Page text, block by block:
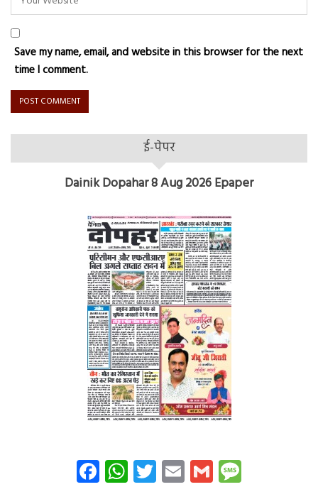
Save my name, email, and website in this browser for the next
time I comment.
ई-पेपर
Dainik Dopahar 8 Aug 2026 Epaper
Facebook
WhatsApp
Twitter
EmailGmail